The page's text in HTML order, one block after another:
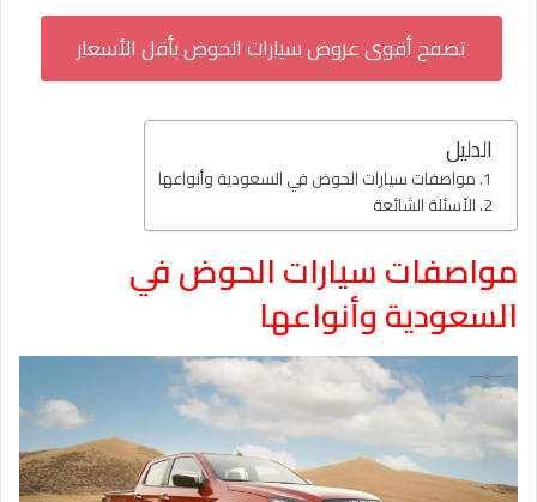
تصفح أقوى عروض سيارات الحوض بأقل الأسعار
الدليل
مواصفات سيارات الحوض في السعودية وأنواعها
الأسئلة الشائعة
مواصفات سيارات الحوض في
السعودية وأنواعها